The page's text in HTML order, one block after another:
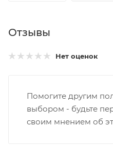
Отзывы
Нет оценок
Помогите другим
выбором - будьте
своим мнением об